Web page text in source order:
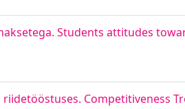
Students attitudes
Competitiveness